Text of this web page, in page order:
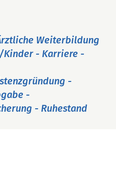
Weiterbildung
Kinder - Karriere -
-
-
- Ruhestand